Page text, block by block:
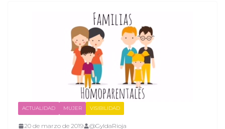
ACTUALIDAD MUJER VISIBILIDAD
20 de marzo de 2019 @GyldaRioja